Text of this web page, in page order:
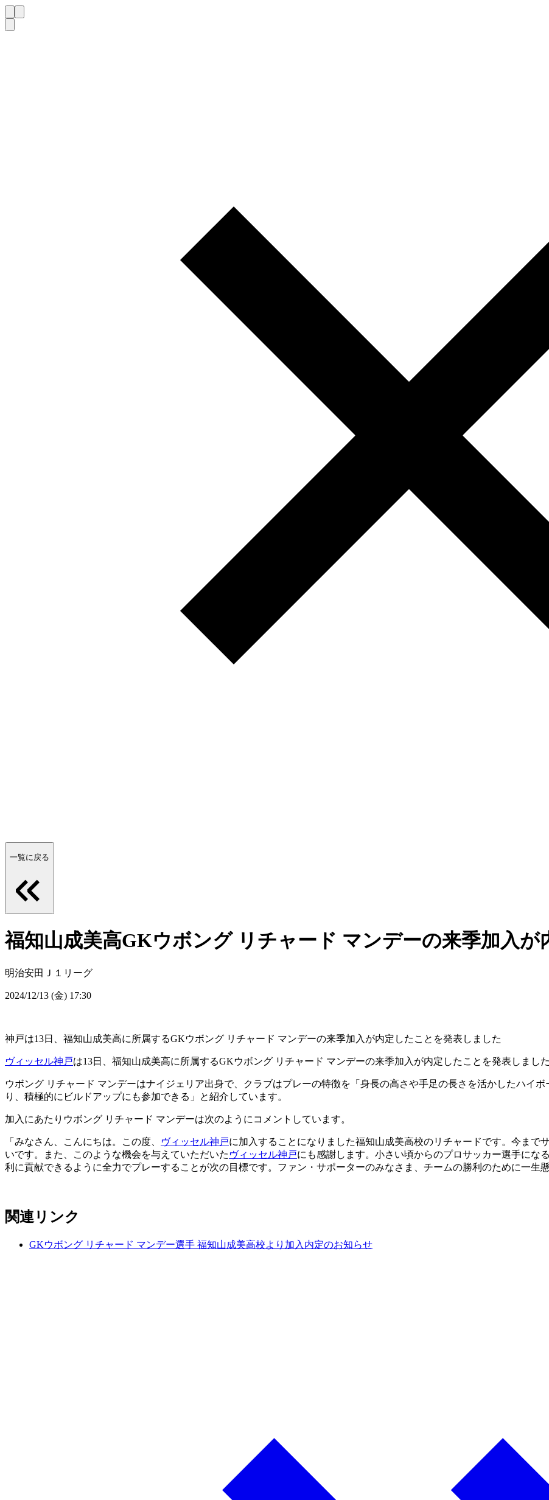
一覧に戻る
福知山成美高GKウボング リチャード マンデーの来季加入が
明治安田Ｊ１リーグ
2024/12/13 (金) 17:30
神戸は13日、福知山成美高に所属するGKウボング リチャード マンデーの来季加入が内定したことを発表しました
ヴィッセル神戸は13日、福知山成美高に所属するGKウボング リチャード マンデーの来季加入が内定したことを発表しました
ウボング リチャード マンデーはナイジェリア出身で、クラブはプレーの特徴を「身長の高さや手足の長さを活かしたハイ
り、積極的にビルドアップにも参加できる」と紹介しています。
加入にあたりウボング リチャード マンデーは次のようにコメントしています。
「みなさん、こんにちは。この度、 ヴィッセル神戸に加入することになりました福知山成美高校のリチャードです。今まで
いです。また、このような機会を与えていただいた ヴィッセル神戸にも感謝します。小さい頃からのプロサッカー選手にな
利に貢献できるように全力でプレーすることが次の目標です。ファン・サポーターのみなさま、チームの勝利のために一生
関連リンク
GKウボング リチャード マンデー選手 福知山成美高校より加入内定のお知らせ